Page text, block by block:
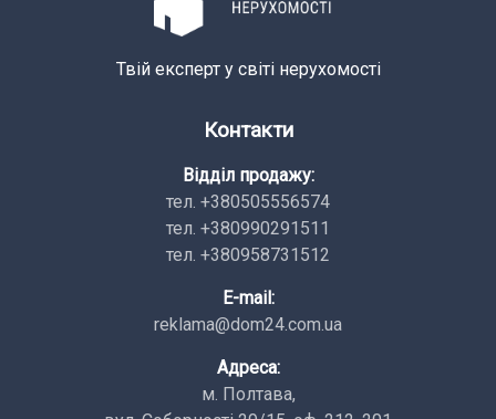
Твій експерт у світі нерухомості
Контакти
Відділ продажу:
тел. +380505556574
тел. +380990291511
тел. +380958731512
E-mail:
reklama@dom24.com.ua
Адреса:
м. Полтава,